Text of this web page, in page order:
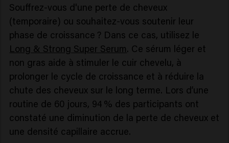
Souffrez-vous d'une perte de cheveux
(temporaire) ou souhaitez-vous soutenir leur
phase de croissance ? Dans ce cas, utilisez le
Long & Strong Super Serum. Ce sérum léger et
non gras aide à stimuler le cuir chevelu, à
prolonger le cycle de croissance et à réduire la
chute des cheveux sur le long terme. Lors d’une
routine de 60 jours, 94 % des participants ont
constaté une diminution de la perte de cheveux et
une densité capillaire accrue.